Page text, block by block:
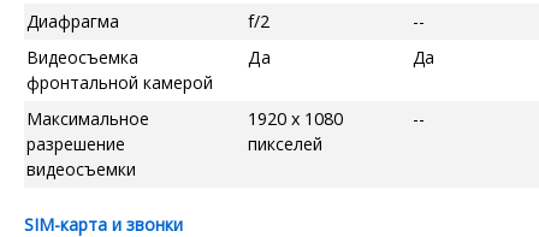
Диафрагма
f/2
--
Видеосъемка
фронтальной камерой
Да Да
Максимальное
разрешение
видеосъемки
1920 x 1080
пикселей
--
SIM-карта и звонки